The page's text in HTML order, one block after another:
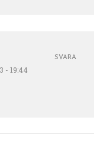
- 19:44
SVARA